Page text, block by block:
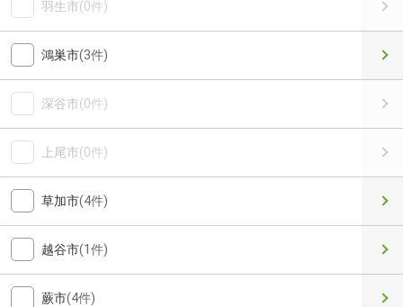
羽生市(0件)
鴻巣市(3件)
深谷市(0件)
上尾市(0件)
草加市(4件)
越谷市(1件)
蕨市(4件)